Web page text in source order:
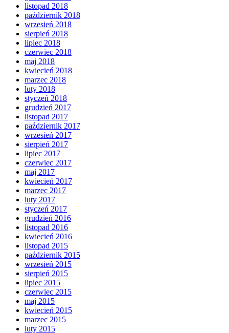
listopad 2018
październik 2018
wrzesień 2018
sierpień 2018
lipiec 2018
czerwiec 2018
maj 2018
kwiecień 2018
marzec 2018
luty 2018
styczeń 2018
grudzień 2017
listopad 2017
październik 2017
wrzesień 2017
sierpień 2017
lipiec 2017
czerwiec 2017
maj 2017
kwiecień 2017
marzec 2017
luty 2017
styczeń 2017
grudzień 2016
listopad 2016
kwiecień 2016
listopad 2015
październik 2015
wrzesień 2015
sierpień 2015
lipiec 2015
czerwiec 2015
maj 2015
kwiecień 2015
marzec 2015
luty 2015